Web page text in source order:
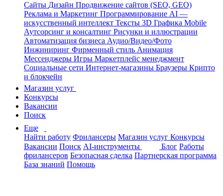
Сайты Дизайн Продвижение сайтов (SEO, GEO)
Реклама и Маркетинг Программирование AI —
искусственный интеллект Тексты 3D Графика Mobile
Аутсорсинг и консалтинг Рисунки и иллюстрации
Автоматизация бизнеса Аудио/Видео/Фото
Инжиниринг Фирменный стиль Анимация
Мессенджеры Игры Маркетплейс менеджмент
Социальные сети Интернет-магазины Браузеры Крипто
и блокчейн
Магазин услуг
Конкурсы
Вакансии
Поиск
Еще
Найти работу Фрилансеры Магазин услуг Конкурсы
Вакансии Поиск AI-инструменты Блог Работы
фрилансеров Безопасная сделка Партнерская программа
База знаний Помощь